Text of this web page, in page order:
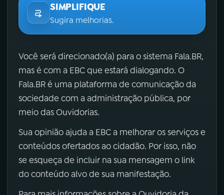
SIMPLIFIQUE
Sugira melhorias.
Você será direcionado(a) para o sistema Fala.BR,
mas é com a EBC que estará dialogando. O
Fala.BR é uma plataforma de comunicação da
sociedade com a administração pública, por
meio das Ouvidorias.
Sua opinião ajuda a EBC a melhorar os serviços e
conteúdos ofertados ao cidadão. Por isso, não
se esqueça de incluir na sua mensagem o link
do conteúdo alvo de sua manifestação.